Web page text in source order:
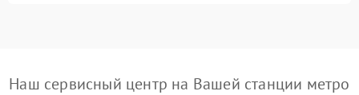
Наш сервисный центр на Вашей станции метро